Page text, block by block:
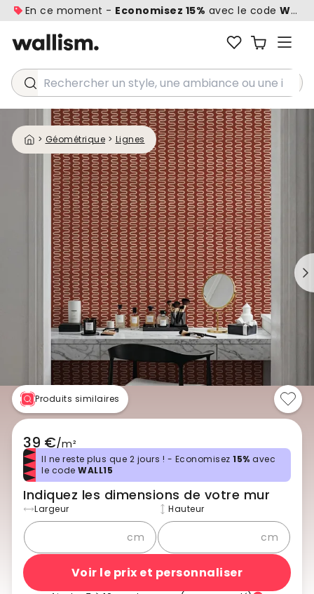
En ce moment - Economisez 15% avec le code
Rechercher un style, une ambiance ou une idée...
> Géométrique > Lignes
Produits similaires
39 €/m²
Il ne reste plus que 2 jours ! - Economisez 15% avec
le code WALL15
Indiquez les dimensions de votre mur
Largeur
cm
Hauteur
cm
Voir le prix et personnaliser